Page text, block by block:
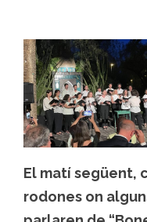
El matí següent,
rodones on